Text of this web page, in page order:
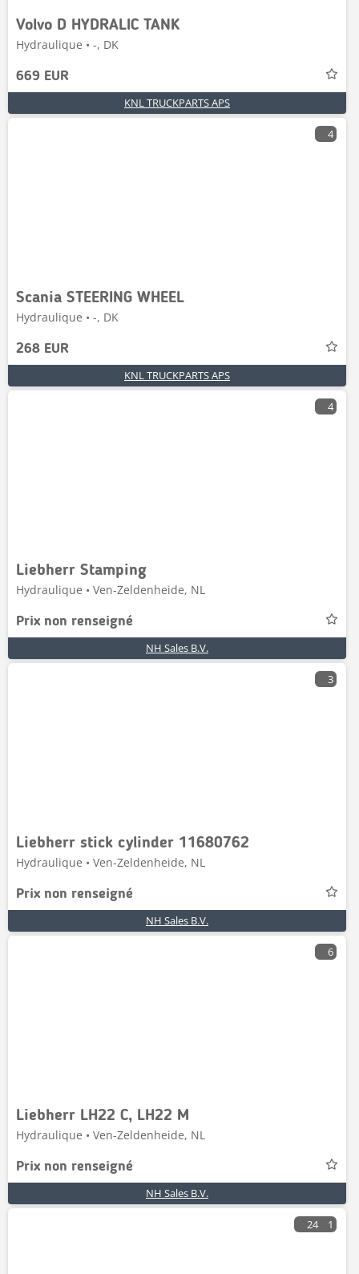
Volvo D HYDRALIC TANK
Hydraulique • -, DK
669 EUR
KNL TRUCKPARTS APS
4
Scania STEERING WHEEL
Hydraulique • -, DK
268 EUR
KNL TRUCKPARTS APS
4
Liebherr Stamping
Hydraulique • Ven-Zeldenheide, NL
Prix non renseigné
NH Sales B.V.
3
Liebherr stick cylinder 11680762
Hydraulique • Ven-Zeldenheide, NL
Prix non renseigné
NH Sales B.V.
6
Liebherr LH22 C, LH22 M
Hydraulique • Ven-Zeldenheide, NL
Prix non renseigné
NH Sales B.V.
24 1